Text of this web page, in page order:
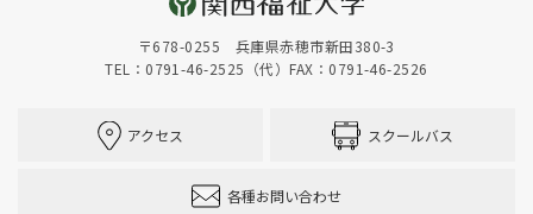
〒678-0255 兵庫県赤穂市新田380-3
TEL：0791-46-2525（代）FAX：0791-46-2526
アクセス スクールバス
各種お問い合わせ